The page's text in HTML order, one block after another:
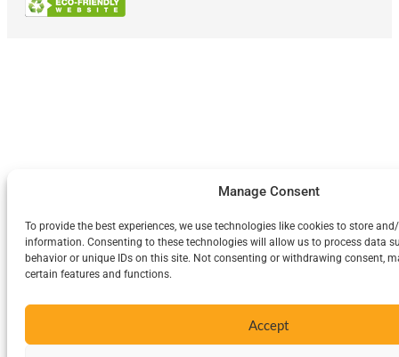
Manage Consent
To provide the best experiences, we use technologies like cookies to store
information. Consenting to these technologies will allow us to process data
behavior or unique IDs on this site. Not consenting or withdrawing consent,
certain features and functions.
Accept